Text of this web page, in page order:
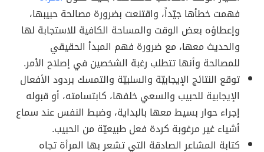
فهمت خطأها جيّداً، واقتنعت بضرورة مصالحة حبيبها،
وإعطاؤه بعض الوقت والمساحة الكافية للاستجابة لها
والحديث معها، مع ضرورة فهم المبدأ الحقيقي
للمصالحة وأنها تتطلب رغبة الشخصين في إصلاح الأمر.
توقع النتائج الإيجابيّة والسلبيّة والتمسك بردود الأفعال
الإيجابية للحبيب والسعي خلفها، كابتسامته، أو قبوله
إجراء حوار بسيط معها بالبداية، وضبط النفس عند سماع
أشياء غير مرغوبة كردة فعل طبيعيّة من الحبيب.
كتابة المشاعر الصادقة التي تشعر بها المرأة تجاه